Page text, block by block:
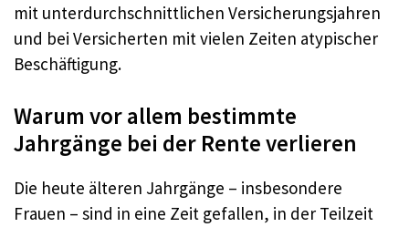
mit unterdurchschnittlichen Versicherungsjahren
und bei Versicherten mit vielen Zeiten atypischer
Beschäftigung.
Warum vor allem bestimmte
Jahrgänge bei der Rente verlieren
Die heute älteren Jahrgänge – insbesondere
Frauen – sind in eine Zeit gefallen, in der Teilzeit